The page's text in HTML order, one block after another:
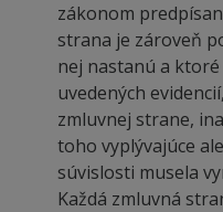
zákonom
strana je zároveň
nej nastanú a
uvedených
zmluvnej strane,
toho vyplývajúce
súvislosti musela
Každá zmluvná